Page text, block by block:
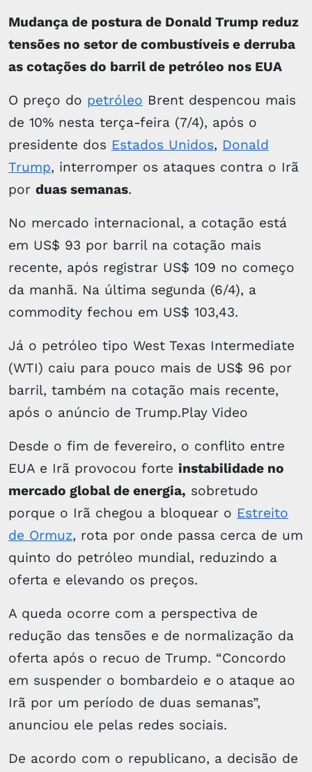
Mudança de postura de Donald Trump reduz
tensões no setor de combustíveis e derruba
as cotações do barril de petróleo nos EUA
O preço do petróleo Brent despencou mais
de 10% nesta terça-feira (7/4), após o
presidente dos Estados Unidos, Donald
Trump, interromper os ataques contra o Irã
por duas semanas.
No mercado internacional, a cotação está
em US$ 93 por barril na cotação mais
recente, após registrar US$ 109 no começo
da manhã. Na última segunda (6/4), a
commodity fechou em US$ 103,43.
Já o petróleo tipo West Texas Intermediate
(WTI) caiu para pouco mais de US$ 96 por
barril, também na cotação mais recente,
após o anúncio de Trump.Play Video
Desde o fim de fevereiro, o conflito entre
EUA e Irã provocou forte instabilidade no
mercado global de energia, sobretudo
porque o Irã chegou a bloquear o Estreito
de Ormuz, rota por onde passa cerca de um
quinto do petróleo mundial, reduzindo a
oferta e elevando os preços.
A queda ocorre com a perspectiva de
redução das tensões e de normalização da
oferta após o recuo de Trump. “Concordo
em suspender o bombardeio e o ataque ao
Irã por um período de duas semanas”,
anunciou ele pelas redes sociais.
De acordo com o republicano, a decisão de